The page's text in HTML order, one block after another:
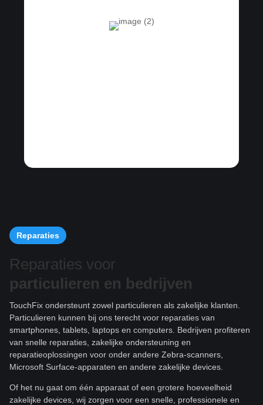
Reparaties
Reparaties voor
particulieren en bedrijven
TouchFix ondersteunt zowel particulieren als zakelijke klanten.
Particulieren kunnen bij ons terecht voor reparaties van
smartphones, tablets, laptops en computers. Bedrijven profiteren
van snelle reparaties, zakelijke ondersteuning en
reparatieoplossingen voor onder andere Zebra-scanners,
Microsoft Surface-apparaten en andere zakelijke devices.
Of het nu gaat om één apparaat of een grotere hoeveelheid
zakelijke devices, wij zorgen voor een snelle, professionele en